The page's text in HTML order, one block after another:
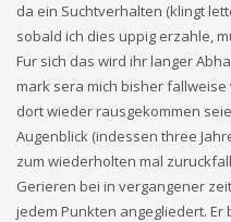
da ein Suchtverhalten (klingt
sobald ich dies uppig erzahle,
Fur sich das wird ihr langer
mark sera mich bisher
dort wieder rausgekommen
Augenblick (indessen three
zum wiederholten mal
Gerieren bei in vergangener
jedem Punkten angegliedert. Er